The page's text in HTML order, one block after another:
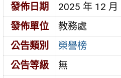
發佈日期
2025 年 12 月
發佈單位
教務處
公告類別
榮譽榜
公告等級
無